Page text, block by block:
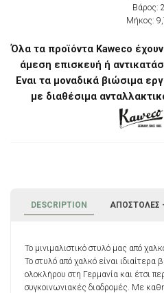
Βάρος:
Μήκος:
Όλα τα προϊόντα Kaweco
άμεση επισκευή ή
Eναι τα μοναδικά βιώσιμα
με διαθέσιμα
DESCRIPTION ΑΠΟΣΤΟΛΈΣ
Το μινιμαλιστικό στυλό μας από
Το στυλό από χαλκό είναι
ολοκλήρου στη Γερμανία και έτσι
συγκοινωνιακές διαδρομές. Με